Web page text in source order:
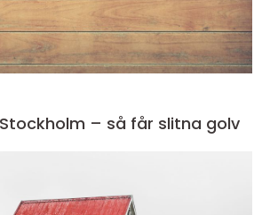
– så får slitna golv